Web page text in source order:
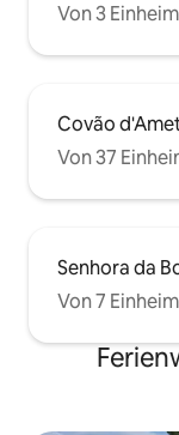
Von 3
Covão
Von 37
Senhora da
Von 7